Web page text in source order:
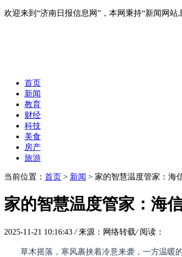
欢迎来到“济南日报信息网”，本网秉持“新闻网
首页
新闻
教育
财经
科技
美食
房产
旅游
当前位置： 首页 > 新闻 > 家的智慧温度管家：海
家的智慧温度管家：海
2025-11-21 10:16:43 / 来源：网络转载/ 阅读：
草木摇落，寒风裹挟着冷意来袭，一方温暖